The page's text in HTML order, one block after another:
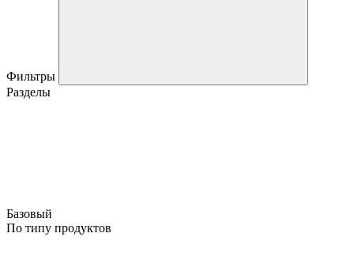
Фильтры
Разделы
Базовый
По типу продуктов